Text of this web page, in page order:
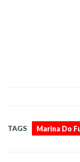
TAGS Marina Do